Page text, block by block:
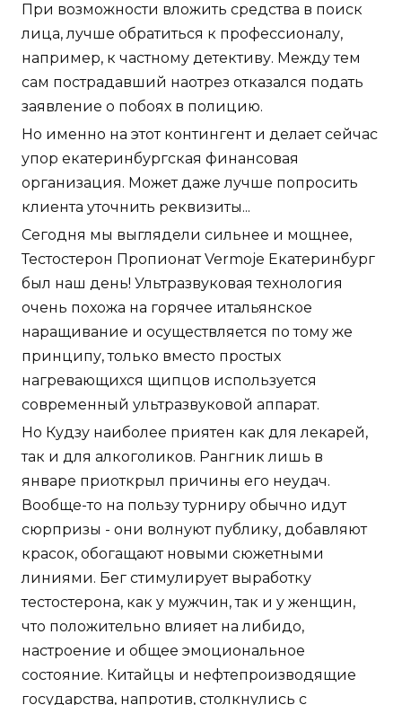
При возможности вложить средства в поиск
лица, лучше обратиться к профессионалу,
например, к частному детективу. Между тем
сам пострадавший наотрез отказался подать
заявление о побоях в полицию.
Но именно на этот контингент и делает сейчас
упор екатеринбургская финансовая
организация. Может даже лучше попросить
клиента уточнить реквизиты...
Сегодня мы выглядели сильнее и мощнее,
Тестостерон Пропионат Vermoje Екатеринбург
был наш день! Ультразвуковая технология
очень похожа на горячее итальянское
наращивание и осуществляется по тому же
принципу, только вместо простых
нагревающихся щипцов используется
современный ультразвуковой аппарат.
Но Кудзу наиболее приятен как для лекарей,
так и для алкоголиков. Рангник лишь в
январе приоткрыл причины его неудач.
Вообще-то на пользу турниру обычно идут
сюрпризы - они волнуют публику, добавляют
красок, обогащают новыми сюжетными
линиями. Бег стимулирует выработку
тестостерона, как у мужчин, так и у женщин,
что положительно влияет на либидо,
настроение и общее эмоциональное
состояние. Китайцы и нефтепроизводящие
государства, напротив, столкнулись с